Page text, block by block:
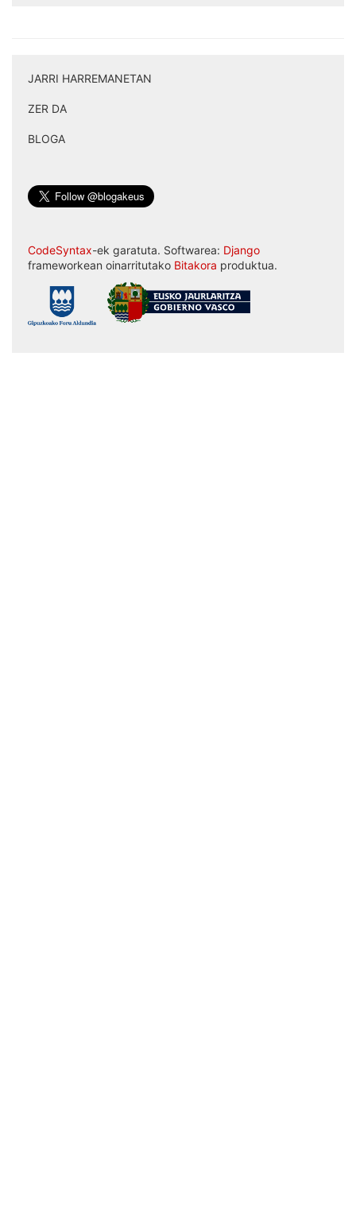
JARRI HARREMANETAN
ZER DA
BLOGA
CodeSyntax-ek garatuta. Softwarea: Django
frameworkean oinarritutako Bitakora produktua.